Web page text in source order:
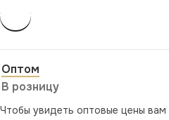
Оптом
В розницу
Чтобы увидеть оптовые цены